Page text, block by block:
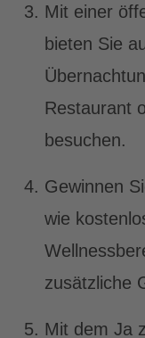
Mit einer
bieten Sie
Restaurant
besuchen.
Gewinnen
wie
zusätzliche
Mit dem Ja